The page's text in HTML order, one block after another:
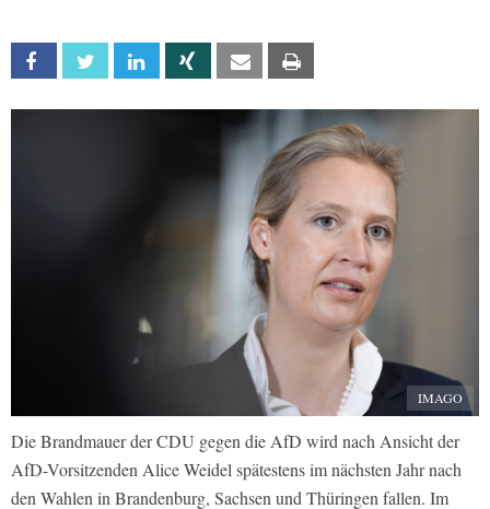
Facebook Twitter Linkedin Xing Email
IMAGO
Die Brandmauer der CDU gegen die AfD wird nach Ansicht der
AfD-Vorsitzenden Alice Weidel spätestens im nächsten Jahr nach
den Wahlen in Brandenburg, Sachsen und Thüringen fallen. Im